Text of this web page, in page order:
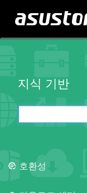
지식 기반
호환성